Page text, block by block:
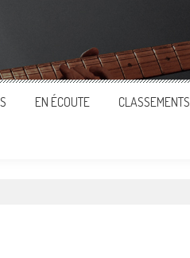
EN ÉCOUTE CLASSEMENTS